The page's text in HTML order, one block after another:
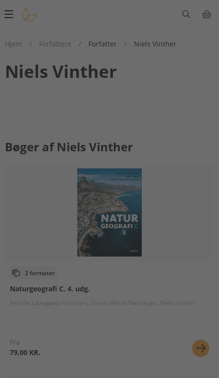
Main
Hjem
/ Forfattere / Forfatter / Niels Vinther
Niels Vinther
Bøger af Niels Vinther
2 formater
Naturgeografi C, 4. udg.
Pernille Ladegaard-Pedersen Tomas Westh Nørrekjær Niels Vinther
Fra
79,00 KR.